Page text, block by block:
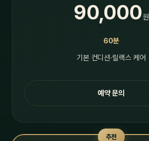
90,000원
60분
기본 컨디션·릴랙스 케어
예약 문의
추천